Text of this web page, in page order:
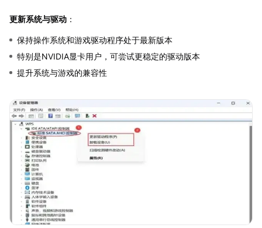
更新系统与驱动 ：
保持操作系统和游戏驱动程序处于最新版本
特别是NVIDIA显卡用户，可尝试更稳定的驱动版本
提升系统与游戏的兼容性